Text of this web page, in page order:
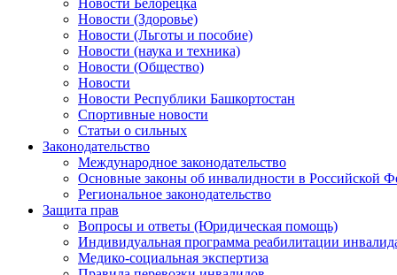
Новости Белорецка
Новости (Здоровье)
Новости (Льготы и пособие)
Новости (наука и техника)
Новости (Общество)
Новости
Новости Республики Башкортостан
Спортивные новости
Статьи о сильных
Законодательство
Международное законодательство
Основные законы об инвалидности в Российской
Региональное законодательство
Защита прав
Вопросы и ответы (Юридическая помощь)
Индивидуальная программа реабилитации
Медико-социальная экспертиза